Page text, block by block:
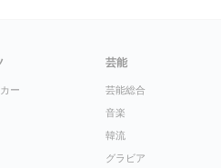
ー
芸能
芸能総合
音楽
韓流
グラビア